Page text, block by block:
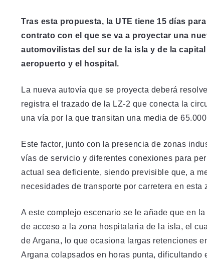
Tras esta propuesta, la UTE tiene 15 días
contrato con el que se va a proyectar una
automovilistas del sur de la isla y de la
aeropuerto y el hospital.
La nueva autovía que se proyecta deberá
registra el trazado de la LZ-2 que conecta la
una vía por la que transitan una media de
Este factor, junto con la presencia de zonas
vías de servicio y diferentes conexiones para
actual sea deficiente, siendo previsible que, a
necesidades de transporte por carretera en esta
A este complejo escenario se le añade que en
de acceso a la zona hospitalaria de la isla, el
de Argana, lo que ocasiona largas retenciones
Argana colapsados en horas punta,